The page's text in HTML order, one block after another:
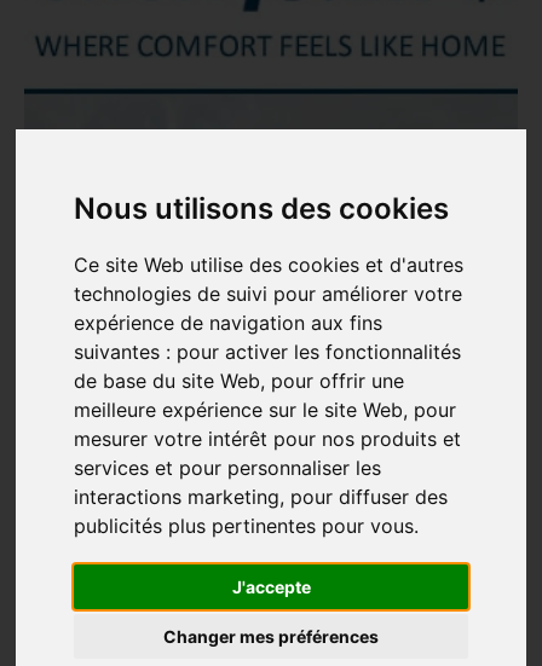
Nous utilisons des cookies
Ce site Web utilise des cookies et d'autres
technologies de suivi pour améliorer votre
expérience de navigation aux fins
suivantes : pour activer les fonctionnalités
de base du site Web, pour offrir une
meilleure expérience sur le site Web, pour
mesurer votre intérêt pour nos produits et
services et pour personnaliser les
interactions marketing, pour diffuser des
publicités plus pertinentes pour vous.
J'accepte
Changer mes préférences